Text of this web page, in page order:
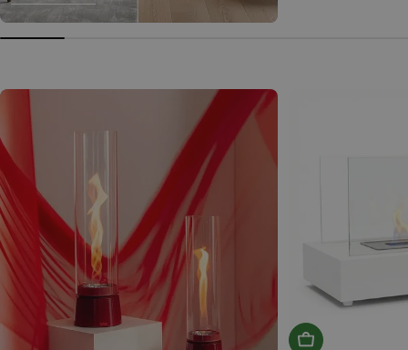
Aggiungi Al